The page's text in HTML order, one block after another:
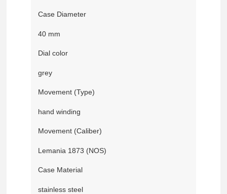
Case Diameter
40 mm
Dial color
grey
Movement (Type)
hand winding
Movement (Caliber)
Lemania 1873 (NOS)
Case Material
stainless steel